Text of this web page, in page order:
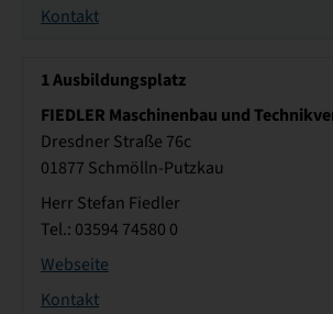
Kontakt
1Ausbildungsplatz
FIEDLER Maschinenbau und
Dresdner Straße 76c
01877 Schmölln-Putzkau
Herr Stefan Fiedler
Tel.: 03594 74580 0
Webseite
Kontakt